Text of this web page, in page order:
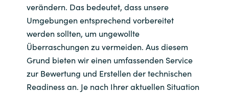
verändern. Das bedeutet, dass unsere
Umgebungen entsprechend vorbereitet
werden sollten, um ungewollte
Überraschungen zu vermeiden. Aus diesem
Grund bieten wir einen umfassenden Service
zur Bewertung und Erstellen der technischen
Readiness an. Je nach Ihrer aktuellen Situation